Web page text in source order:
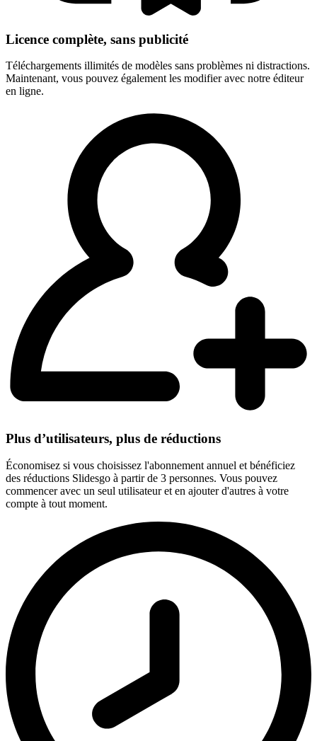
Licence complète, sans publicité
Téléchargements illimités de modèles sans problèmes ni distractions.
Maintenant, vous pouvez également les modifier avec notre éditeur
en ligne.
Plus d’utilisateurs, plus de réductions
Économisez si vous choisissez l'abonnement annuel et bénéficiez
des réductions Slidesgo à partir de 3 personnes. Vous pouvez
commencer avec un seul utilisateur et en ajouter d'autres à votre
compte à tout moment.